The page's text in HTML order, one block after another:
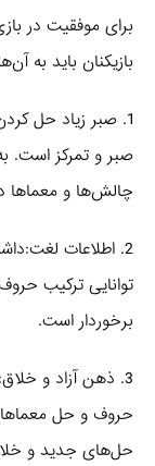
برای موفقیت در
بازیکنان باید به
1. صبر زیاد حل
صبر و تمرکز است.
چالش‌ها و معماها
2. اطلاعات
توانایی ترکیب
برخوردار است.
3. ذهن آزاد و
حروف و حل
حل‌های جدید و